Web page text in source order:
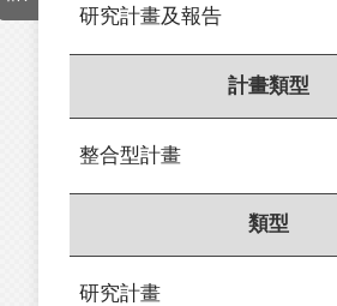
研究計畫及報告
計畫類型
整合型計畫
類型
研究計畫